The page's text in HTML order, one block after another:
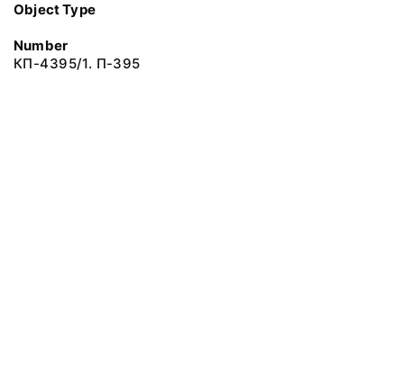
Object Type
Number
КП-4395/1. П-395